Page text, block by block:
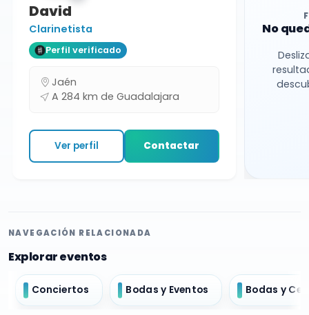
David
Clarinetista
Perfil verificado
Jaén
A 284 km de Guadalajara
Ver perfil Contactar
No
NAVEGACIÓN RELACIONADA
Explorar eventos
Conciertos Bodas y Eventos Bodas y